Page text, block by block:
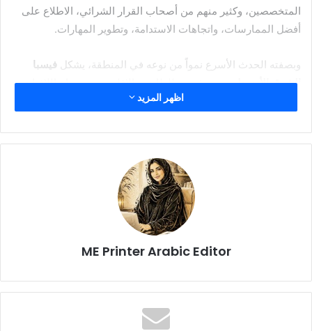
المتخصصين، وكثير منهم من أصحاب القرار الشرائي، الاطلاع على
أفضل الممارسات، واتجاهات الاستدامة، وتطوير المهارات.
وبصفته الحدث الأسرع نمواً من نوعه في المنطقة، يشكل فيسبا
الشرق الأوسطمنصة رئيسية للطابعين الإقليميين، وصناع اللافتات،
والمتخصصين في الاتصال البصري للتواصل والتعلم ومواكبة مستقبل
«فيسبا هو المعرض الرئيسي، ويمتلك أكبر قاعدة عملاء عالمياً، كما
يعد الأكثر شهرة في مجال الطباعة الرقمية، والأكثر ابتكاراً في سوق
اظهر المزيد
ME Printer Arabic Editor